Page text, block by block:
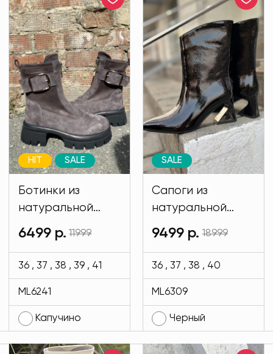
Ботинки из
натуральной
замши ЗИМА
цвета капучино
MODLAV ML6241-
28
HIT SALE
6499 р. 11999
36 , 37 , 38 , 39 , 41
ML6241
Капучино
Сапоги из
натуральной
кожи Regina
Bottini черного
цвета MODLAV
ML6309-13
SALE
9499 р. 18999
36 , 37 , 38 , 40
ML6309
Черный